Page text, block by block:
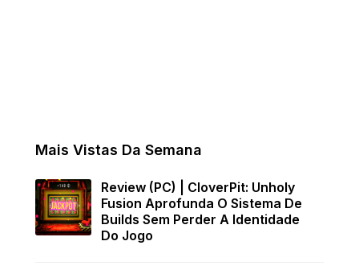
Mais Vistas Da Semana
Review (PC) | CloverPit: Unholy
Fusion Aprofunda O Sistema De
Builds Sem Perder A Identidade
Do Jogo